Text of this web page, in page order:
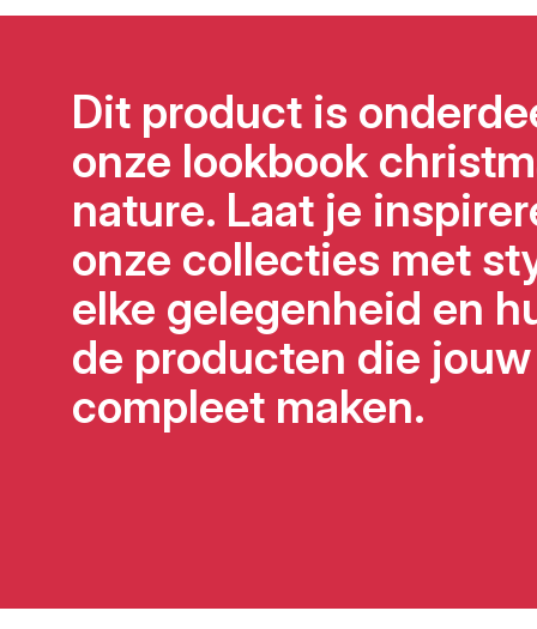
Dit product is
onze lookbook
nature. Laat je
onze collecties met
elke gelegenheid en
de producten die
compleet maken.